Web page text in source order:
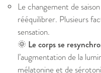
Le changement de
rééquilibrer. Plusieurs
sensation.
🌞 Le corps se
l’augmentation de la
mélatonine et de